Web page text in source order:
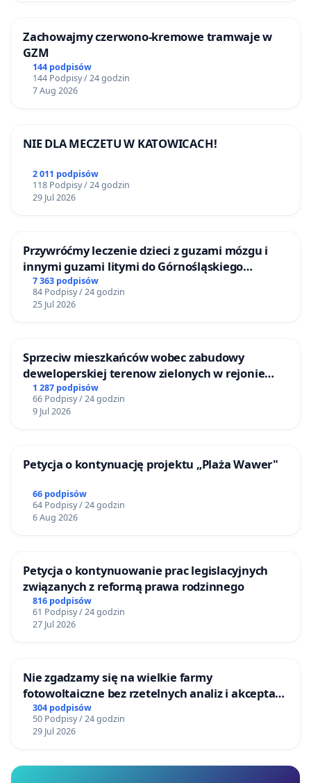
Zachowajmy czerwono-kremowe tramwaje w
GZM
144 podpisów
144 Podpisy / 24 godzin
7 Aug 2026
NIE DLA MECZETU W KATOWICACH!
2 011 podpisów
118 Podpisy / 24 godzin
29 Jul 2026
Przywróćmy leczenie dzieci z guzami mózgu i
innymi guzami litymi do Górnośląskiego
Centrum Zdrowia Dziecka w Katowicach
7 363 podpisów
84 Podpisy / 24 godzin
25 Jul 2026
Sprzeciw mieszkańców wobec zabudowy
deweloperskiej terenow zielonych w rejonie
Bulwarów Straceńskich w Bielsku-Białej
1 287 podpisów
66 Podpisy / 24 godzin
9 Jul 2026
Petycja o kontynuację projektu „Plaża Wawer"
66 podpisów
64 Podpisy / 24 godzin
6 Aug 2026
Petycja o kontynuowanie prac legislacyjnych
związanych z reformą prawa rodzinnego
816 podpisów
61 Podpisy / 24 godzin
27 Jul 2026
Nie zgadzamy się na wielkie farmy
fotowoltaiczne bez rzetelnych analiz i akceptacji
mieszkańców
304 podpisów
50 Podpisy / 24 godzin
29 Jul 2026